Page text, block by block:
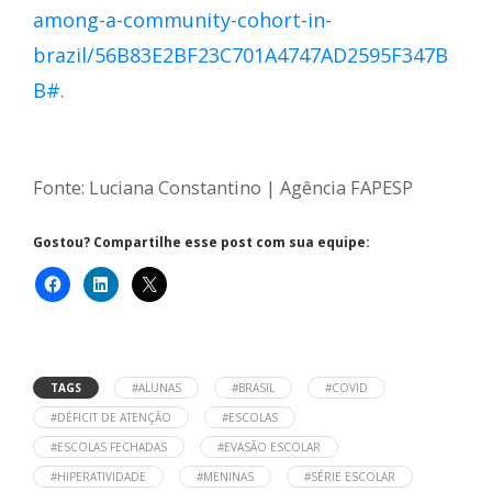
among-a-community-cohort-in-
brazil/56B83E2BF23C701A4747AD2595F347B
B#.
Fonte: Luciana Constantino | Agência FAPESP
Gostou? Compartilhe esse post com sua equipe:
TAGS #ALUNAS #BRASIL
#COVID
#DÉFICIT DE ATENÇÃO
#ESCOLAS
#ESCOLAS FECHADAS
#EVASÃO ESCOLAR
#HIPERATIVIDADE
#MENINAS #SÉRIE ESCOLAR